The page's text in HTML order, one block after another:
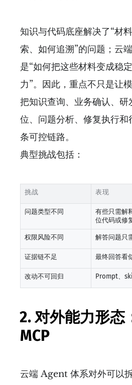
知识与代码底座解决了“材
索、如何追溯”的问题；云
是“如何把这些材料变成稳
力”。因此，重点不只是让
把知识查询、业务确认、研
位、问题分析、修复执行和
条可控链路。
典型挑战包括：
挑战 表现
问题类型不同
有些只需解
位代码或修
权限风险不同 解答问题只
证据链不足 最终回答看
改动不可回归 Prompt、
2. 对外能力形态
MCP
云端 Agent 体系对外可以